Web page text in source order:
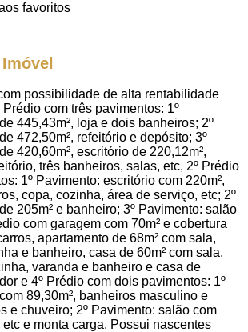
favoritos
possibilidade de alta rentabilidade
com três pavimentos: 1º
445,43m², loja e dois banheiros; 2º
472,50m², refeitório e depósito; 3º
420,60m², escritório de 220,12m²,
três banheiros, salas, etc, 2º Prédio
1º Pavimento: escritório com 220m²,
copa, cozinha, área de serviço, etc; 2º
205m² e banheiro; 3º Pavimento: salão
com garagem com 70m² e cobertura
apartamento de 68m² com sala,
e banheiro, casa de 60m² com sala,
varanda e banheiro e casa de
e 4º Prédio com dois pavimentos: 1º
89,30m², banheiros masculino e
e chuveiro; 2º Pavimento: salão com
etc e monta carga. Possui nascentes